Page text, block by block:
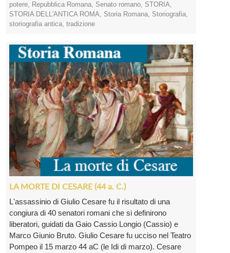
potere, Repubblica Romana, Senato romano, STORIA,
STORIA DELL'ANTICA ROMA, Storia Romana, Storiografia,
storiografia antica, tradizione
LA MORTE DI CESARE (44 a. C.)
L'assassinio di Giulio Cesare fu il risultato di una
congiura di 40 senatori romani che si definirono
liberatori, guidati da Gaio Cassio Longio (Cassio) e
Marco Giunio Bruto. Giulio Cesare fu ucciso nel Teatro
Pompeo il 15 marzo 44 aC (le Idi di marzo). Cesare